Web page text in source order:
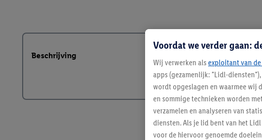
Beschrijving
Voordat we verder gaan:
Wij verwerken als exploitant van
apps (gezamenlijk: "Lidl-
wordt opgeslagen en waarmee wij
en sommige technieken worden
verzamelen en analyseren van
diensten. Als je lid bent van het
voor de hiervoor genoemde